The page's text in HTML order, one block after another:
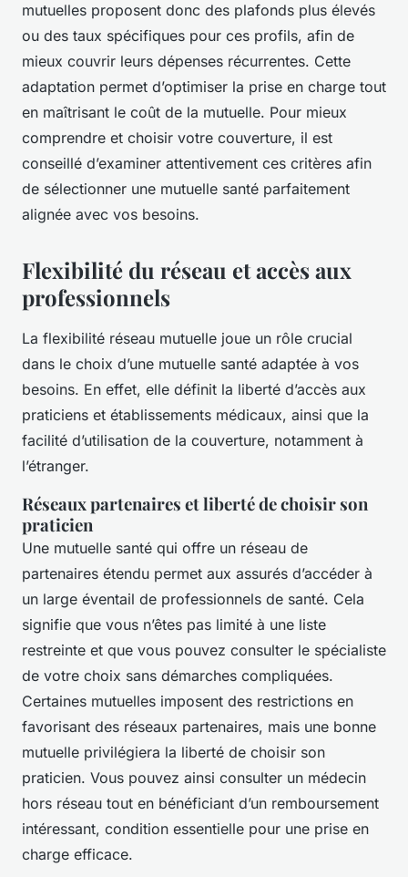
mutuelles proposent donc des plafonds plus élevés
ou des taux spécifiques pour ces profils, afin de
mieux couvrir leurs dépenses récurrentes. Cette
adaptation permet d’optimiser la prise en charge tout
en maîtrisant le coût de la mutuelle. Pour mieux
comprendre et choisir votre couverture, il est
conseillé d’examiner attentivement ces critères afin
de sélectionner une mutuelle santé parfaitement
alignée avec vos besoins.
Flexibilité du réseau et accès aux
professionnels
La flexibilité réseau mutuelle joue un rôle crucial
dans le choix d’une mutuelle santé adaptée à vos
besoins. En effet, elle définit la liberté d’accès aux
praticiens et établissements médicaux, ainsi que la
facilité d’utilisation de la couverture, notamment à
l’étranger.
Réseaux partenaires et liberté de choisir son
praticien
Une mutuelle santé qui offre un réseau de
partenaires étendu permet aux assurés d’accéder à
un large éventail de professionnels de santé. Cela
signifie que vous n’êtes pas limité à une liste
restreinte et que vous pouvez consulter le spécialiste
de votre choix sans démarches compliquées.
Certaines mutuelles imposent des restrictions en
favorisant des réseaux partenaires, mais une bonne
mutuelle privilégiera la liberté de choisir son
praticien. Vous pouvez ainsi consulter un médecin
hors réseau tout en bénéficiant d’un remboursement
intéressant, condition essentielle pour une prise en
charge efficace.